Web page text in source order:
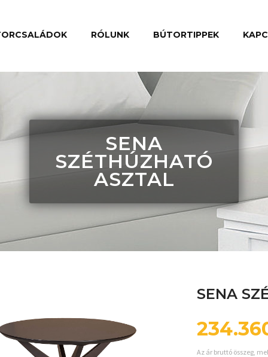
RÓLUNK BÚTORTIPPEK
SENA
SZÉTHÚZHATÓ
ASZTAL
SENA
Az ár bruttó összeg,